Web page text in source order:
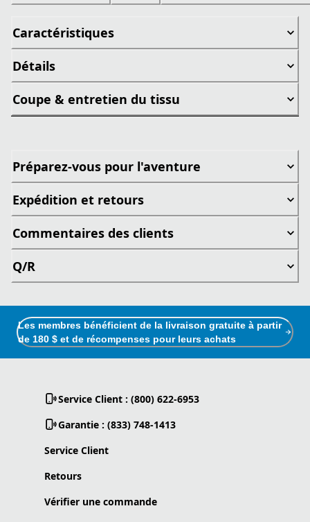
Caractéristiques
Détails
Coupe & entretien du tissu
Préparez-vous pour l'aventure
Expédition et retours
Commentaires des clients
Q/R
Les membres bénéficient de la livraison gratuite à partir
de 180 $ et de récompenses pour leurs achats
Service Client : (800) 622-6953
Garantie : (833) 748-1413
Service Client
Retours
Vérifier une commande